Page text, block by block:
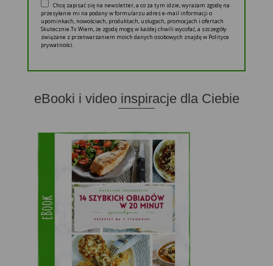
Chcę zapisać się na newsletter, a co za tym idzie, wyrażam zgodę na
przesyłanie mi na podany w formularzu adres e-mail informacji o
upominkach, nowościach, produktach, usługach, promocjach i ofertach
Skutecznie.Tv Wiem, że zgodę mogę w każdej chwili wycofać, a szczegóły
związane z przetwarzaniem moich danych osobowych znajdę w Polityce
prywatności.
eBooki i video inspiracje dla Ciebie